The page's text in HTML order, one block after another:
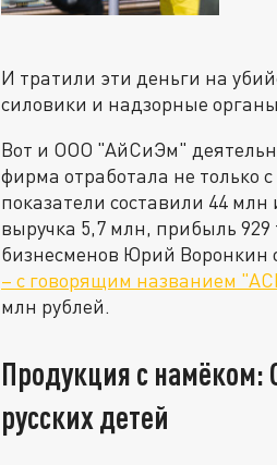
И тратили эти деньги на
силовики и надзорные
Вот и ООО "АйСиЭм"
фирма отработала не только
показатели составили 44
выручка 5,7 млн, прибыль
бизнесменов Юрий Воронкин
– с говорящим названием
млн рублей.
Продукция с
русских детей